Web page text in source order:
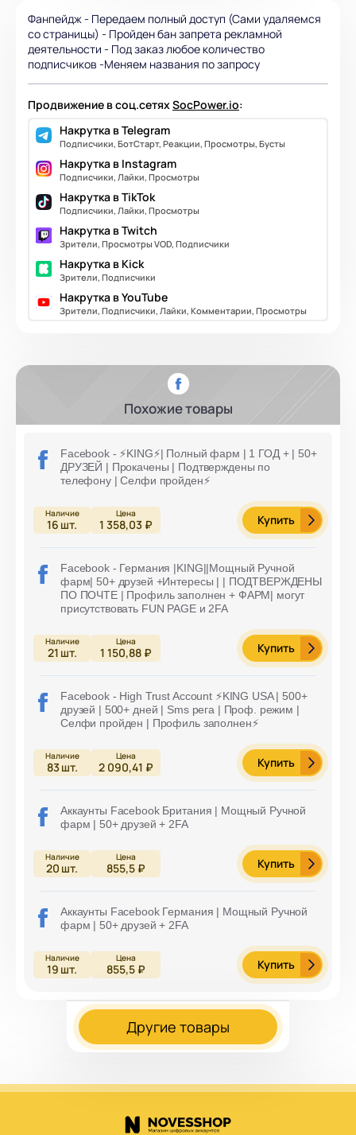
Фанпейдж - Передаем полный доступ (Сами удаляемся
со страницы) - Пройден бан запрета рекламной
деятельности - Под заказ любое количество
подписчиков -Меняем названия по запросу
Продвижение в соц.сетяхSocPower.io:
Накрутка в Telegram
Подписчики, БотСтарт, Реакции, Просмотры, Бусты
Накрутка в Instagram
Подписчики, Лайки, Просмотры
Накрутка в TikTok
Подписчики, Лайки, Просмотры
Накрутка в Twitch
Зрители, Просмотры VOD, Подписчики
Накрутка в Kick
Зрители, Подписчики
Накрутка в YouTube
Зрители, Подписчики, Лайки, Комментарии, Просмотры
Похожие товары
Facebook - ⚡️KING⚡️| Полный фарм | 1 ГОД + | 50+
ДРУЗЕЙ | Прокачены | Подтверждены по
телефону | Селфи пройден⚡️
16 шт. 1 358,03 ₽ Купить
Facebook - Германия |KING||Мощный Ручной
фарм| 50+ друзей +Интересы | | ПОДТВЕРЖДЕНЫ
ПО ПОЧТЕ | Профиль заполнен + ФАРМ| могут
присутствовать FUN PAGE и 2FA
21 шт. 1 150,88 ₽ Купить
Facebook - High Trust Account ⚡️KING USA | 500+
друзей | 500+ дней | Sms рега | Проф. режим |
Селфи пройден | Профиль заполнен⚡️
83шт. 2 090,41 ₽ Купить
Аккаунты Facebook Британия | Мощный Ручной
фарм | 50+ друзей + 2FA
20 шт. 855,5 ₽ Купить
Аккаунты Facebook Германия | Мощный Ручной
фарм | 50+ друзей + 2FA
19 шт. 855,5 ₽ Купить
Другие товары